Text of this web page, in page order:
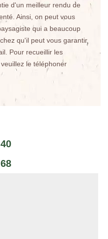
d'un meilleur rendu de
Ainsi, on peut vous
qui a beaucoup
qu'il peut vous garantir
Pour recueillir les
le téléphoner